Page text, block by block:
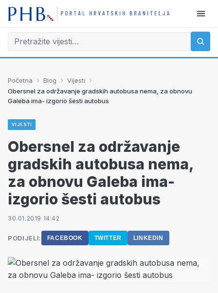
Početna › Blog › Vijesti ›
Obersnel za održavanje gradskih autobusa nema, za obnovu
Galeba ima- izgorio šesti autobus
VIJESTI
Obersnel za održavanje
gradskih autobusa nema,
za obnovu Galeba ima-
izgorio šesti autobus
30.01.2019 14:42
PODIJELI: FACEBOOK TWITTER LINKEDIN